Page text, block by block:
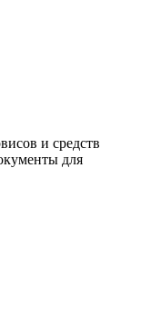
и средств
для